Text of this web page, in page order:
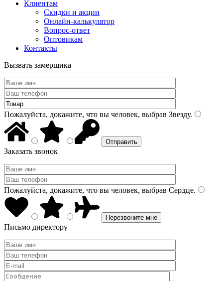
Клиентам
Скидки и акции
Онлайн-калькулятор
Вопрос-ответ
Оптовикам
Контакты
Вызвать замерщика
Пожалуйста, докажите, что вы человек, выбрав Звезду.
Заказать звонок
Пожалуйста, докажите, что вы человек, выбрав Сердце.
Письмо директору